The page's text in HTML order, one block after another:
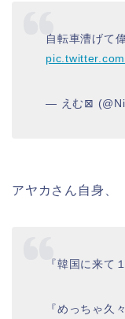
自転車漕げて
— えむ⊠
アヤカさん自身、
『韓国に来て
『めっちゃ久